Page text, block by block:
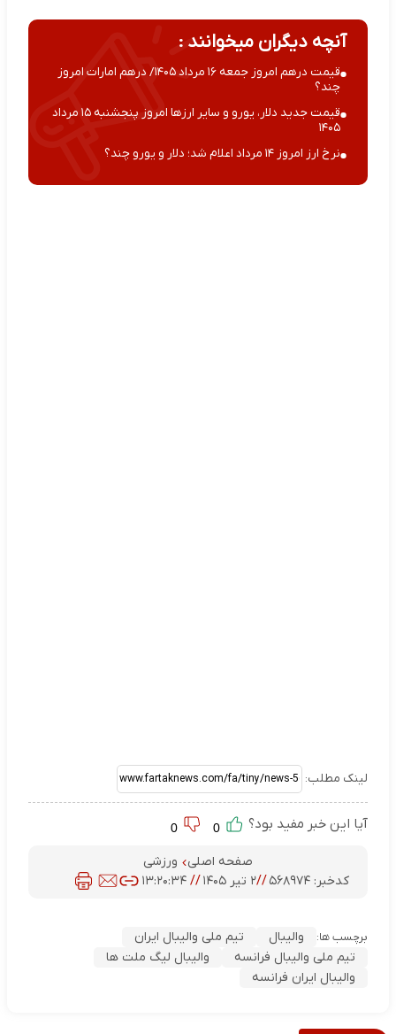
آنچه دیگران میخوانند :
قیمت درهم امروز جمعه ۱۶ مرداد ۱۴۰۵/ درهم امارات امروز
چند؟
قیمت جدید دلار، یورو و سایر ارزها امروز پنجشنبه ۱۵ مرداد
۱۴۰۵
نرخ ارز امروز ۱۴ مرداد اعلام شد؛ دلار و یورو چند؟
لینک مطلب:
آیا این خبر مفید بود؟
صفحه اصلی
ورزشی
کدخبر: ۵۶۸۹۷۴ //۲ تیر ۱۴۰۵ // ۱۳:۲۰:۳۴
برچسب ها: والیبال
تیم ملی والیبال ایران
تیم ملی والیبال فرانسه
والیبال لیگ ملت ها
والیبال ایران فرانسه